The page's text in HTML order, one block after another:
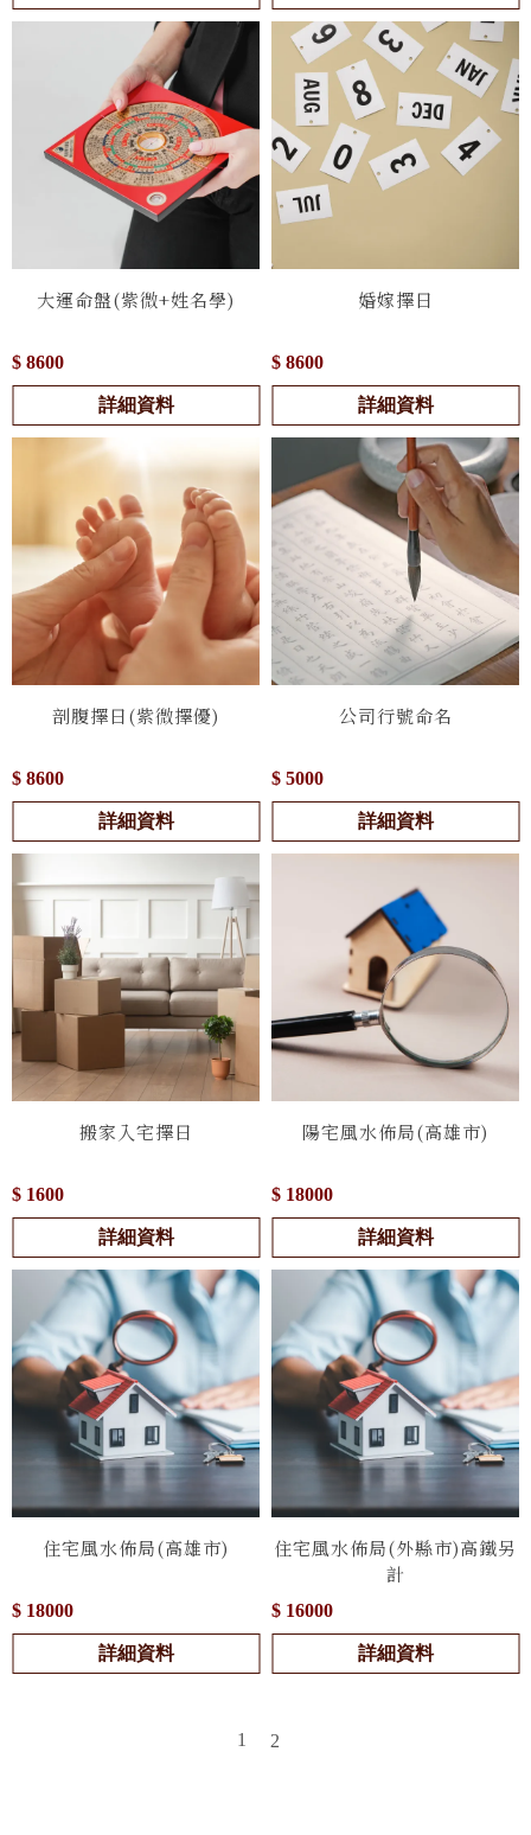
大運命盤(紫微+姓名學)
$ 8600
詳細資料
婚嫁擇日
$ 8600
詳細資料
剖腹擇日(紫微擇優)
$ 8600
詳細資料
公司行號命名
$ 5000
詳細資料
搬家入宅擇日
$ 1600
詳細資料
陽宅風水佈局(高雄市)
$ 18000
詳細資料
住宅風水佈局(高雄市)
$ 18000
詳細資料
住宅風水佈局(外縣市)高鐵另
計
$ 16000
詳細資料
1 2